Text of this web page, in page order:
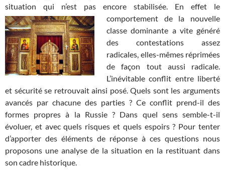
situation qui n’est pas encore stabilisée. En effet le
comportement de la nouvelle
classe dominante a vite généré
des contestations assez
radicales, elles-mêmes réprimées
de façon tout aussi radicale.
L’inévitable conflit entre liberté
et sécurité se retrouvait ainsi posé. Quels sont les arguments
avancés par chacune des parties ? Ce conflit prend-il des
formes propres à la Russie ? Dans quel sens semble-t-il
évoluer, et avec quels risques et quels espoirs ? Pour tenter
d’apporter des éléments de réponse à ces questions nous
proposons une analyse de la situation en la restituant dans
son cadre historique.